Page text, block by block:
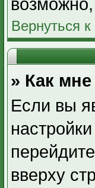
Вернуться
» Как
Если вы
вверху